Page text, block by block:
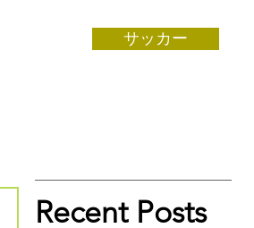
サッカー
Recent Posts